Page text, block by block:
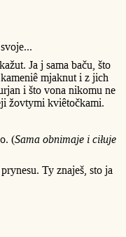
Ja j sama baču, što
mjaknut i z jich
i što vona nikomu ne
žovtymi kviêtočkami.
(Sama obnimaje i ciłuje
Ty znaješ, sto ja